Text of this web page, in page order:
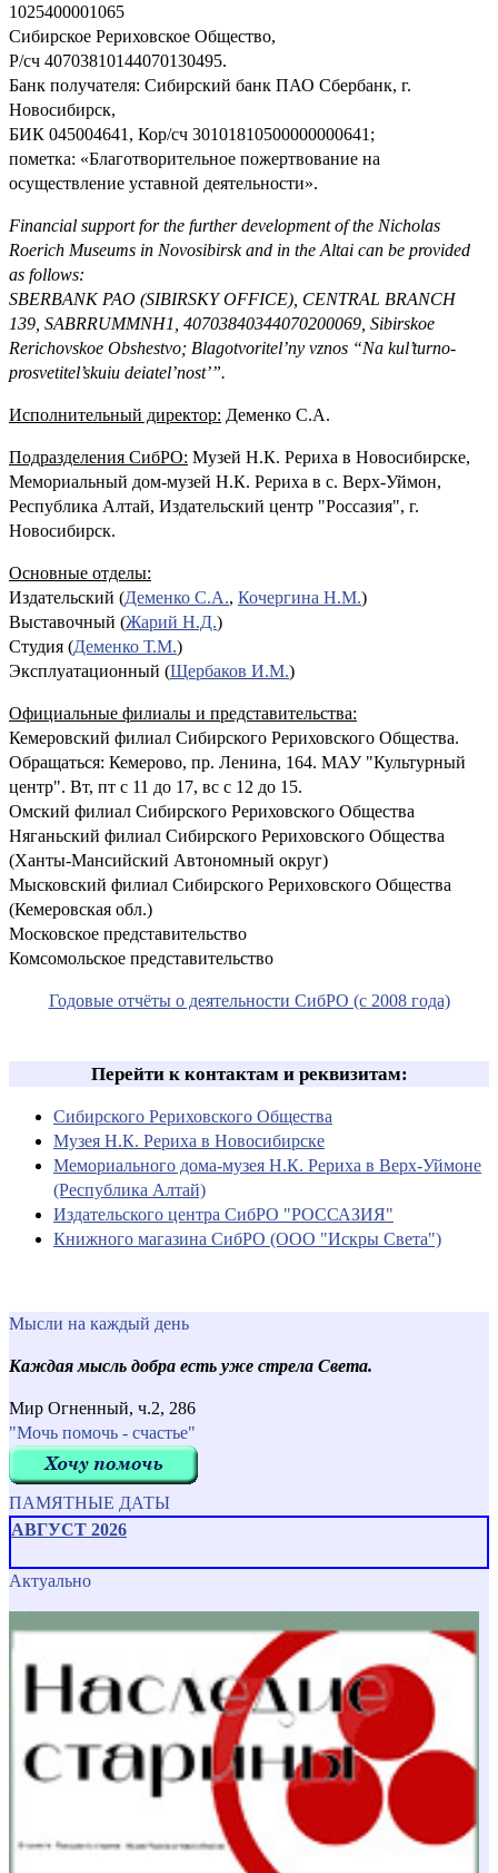
1025400001065
Сибирское Рериховское Общество,
Р/сч 40703810144070130495.
Банк получателя: Сибирский банк ПАО Сбербанк, г.
Новосибирск,
БИК 045004641, Кор/сч 30101810500000000641;
пометка: «Благотворительное пожертвование на
осуществление уставной деятельности».
Financial support for the further development of the Nicholas
Roerich Museums in Novosibirsk and in the Altai can be provided
as follows:
SBERBANK PAO (SIBIRSKY OFFICE), CENTRAL BRANCH
139, SABRRUMMNH1, 40703840344070200069, Sibirskoe
Rerichovskoe Obshestvo; Blagotvoritel’ny vznos “Na kul’turno-
prosvetitel’skuiu deiatel’nost’”.
Исполнительный директор: Деменко С.А.
Подразделения СибРО: Музей Н.К. Рериха в Новосибирске,
Мемориальный дом-музей Н.К. Рериха в с. Верх-Уймон,
Республика Алтай, Издательский центр "Россазия", г.
Новосибирск.
Основные отделы:
Издательский (Деменко С.А., Кочергина Н.М.)
Выставочный (Жарий Н.Д.)
Студия (Деменко Т.М.)
Эксплуатационный (Щербаков И.М.)
Официальные филиалы и представительства:
Кемеровский филиал Сибирского Рериховского Общества.
Обращаться: Кемерово, пр. Ленина, 164. МАУ "Культурный
центр". Вт, пт с 11 до 17, вс с 12 до 15.
Омский филиал Сибирского Рериховского Общества
Няганьский филиал Сибирского Рериховского Общества
(Ханты-Мансийский Автономный округ)
Мысковский филиал Сибирского Рериховского Общества
(Кемеровская обл.)
Московское представительство
Комсомольское представительство
Годовые отчётыо деятельности СибРО (с 2008 года)
Перейти к контактам и реквизитам:
Сибирского Рериховского Общества
Музея Н.К. Рериха в Новосибирске
Мемориального дома-музея Н.К. Рериха в Верх-Уймоне
(Республика Алтай)
Издательского центра СибРО "РОССАЗИЯ"
Книжного магазина СибРО (ООО "Искры Света")
Мысли на каждый день
Каждая мысль добра есть уже стрела Света.
Мир Огненный, ч.2, 286
"Мочь помочь - счастье"
ПАМЯТНЫЕ ДАТЫ
АВГУСТ 2026
Актуально